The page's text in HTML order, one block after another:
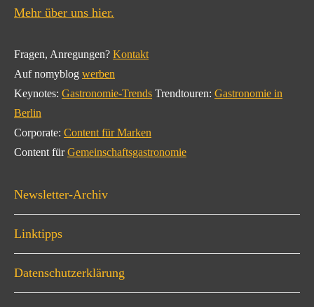
Mehr über uns hier.
Fragen, Anregungen? Kontakt
Auf nomyblog werben
Keynotes: Gastronomie-Trends Trendtouren: Gastronomie in
Berlin
Corporate: Content für Marken
Content fürGemeinschaftsgastronomie
Newsletter-Archiv
Linktipps
Datenschutzerklärung